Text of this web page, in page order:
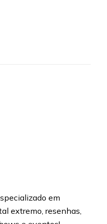
em
extremo, resenhas,